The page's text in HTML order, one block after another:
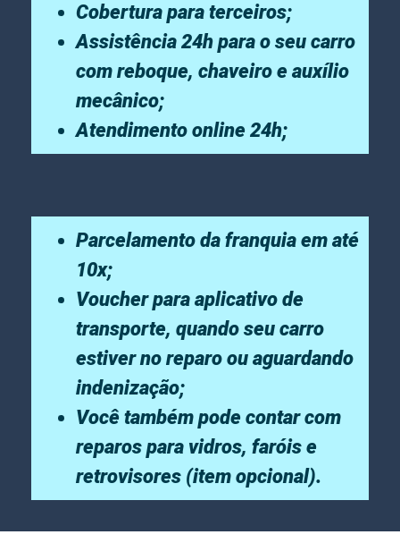
Cobertura para terceiros;
Assistência 24h para o seu carro
com reboque, chaveiro e auxílio
mecânico;
Atendimento online 24h;
Parcelamento da franquia em até
10x;
Voucher para aplicativo de
transporte, quando seu carro
estiver no reparo ou aguardando
indenização;
Você também pode contar com
reparos para vidros, faróis e
retrovisores (item opcional).